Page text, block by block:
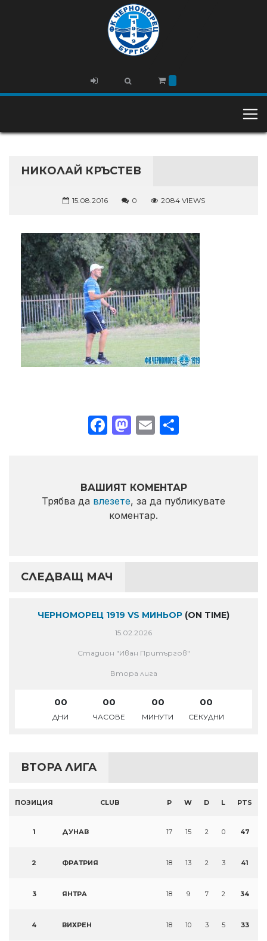
НИКОЛАЙ КРЪСТЕВ
15.08.2016 0 2084 VIEWS
Facebook
Mastodon
Email
ВАШИЯТ КОМЕНТАР
Трябва да влезете, за да публикувате
коментар.
СЛЕДВАЩ МАЧ
ЧЕРНОМОРЕЦ 1919 VS МИНЬОР (ON TIME)
15.02.2026
Стадион "Иван Притъргов"
Втора лига
00
ДНИ
00
ЧАСОВЕ
00
МИНУТИ
00
СЕКУДНИ
ВТОРА ЛИГА
ПОЗИЦИЯ CLUB P W D L PTS
1 ДУНАВ 17 15 2 0 47
2 ФРАТРИЯ 18 13 2 3 41
3 ЯНТРА 18 9 7 2 34
4 ВИХРЕН 18 10 3 5 33